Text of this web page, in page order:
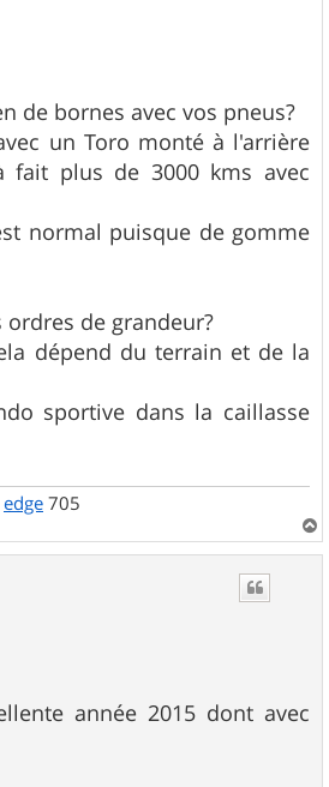
de bornes avec vos pneus?
un Toro monté à l'arrière
fait plus de 3000 kms avec
normal puisque de gomme
ordres de grandeur?
dépend du terrain et de la
sportive dans la caillasse
edge 705
a
année 2015 dont avec